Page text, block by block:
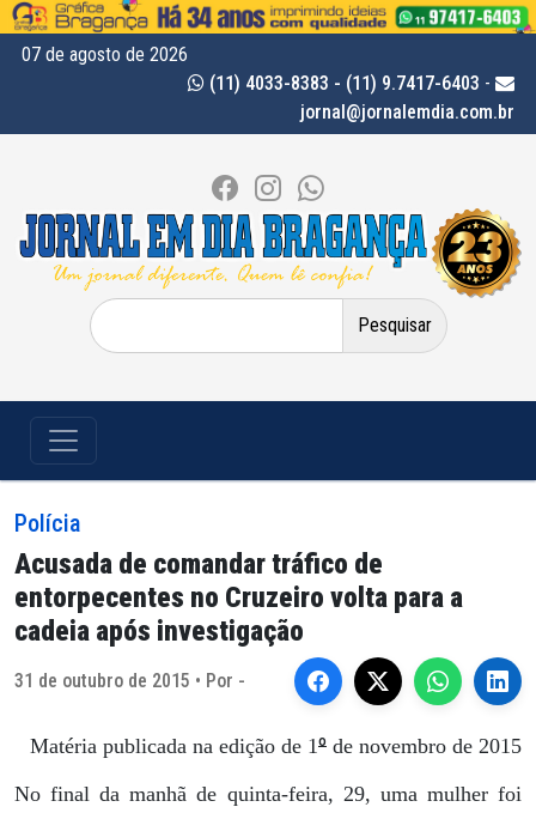
07 de agosto de 2026
(11) 4033-8383 - (11) 9.7417-6403 -
jornal@jornalemdia.com.br
Pesquisar
por:
Polícia
Acusada de comandar tráfico de
entorpecentes no Cruzeiro volta para a
cadeia após investigação
31 de outubro de 2015 • Por -
Matéria publicada na edição de 1º de novembro de 2015
No final da manhã de quinta-feira, 29, uma mulher foi